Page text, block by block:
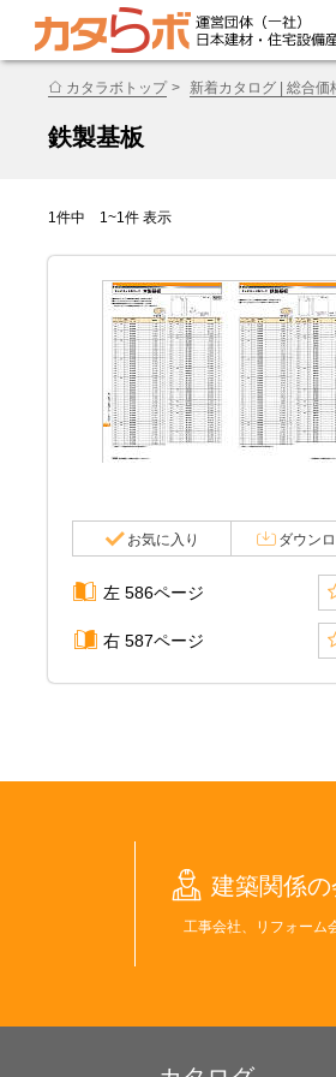
カタラボトップ 新着カタログ | 総合
鉄製基板
1件中 1~1件 表示
お気に入り ダウン
左 586ページ
右 587ページ
建築関係
工事会社、リフォーム